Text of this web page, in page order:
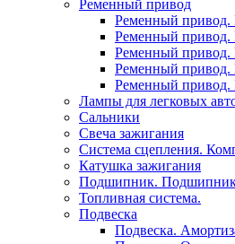
Ременный привод
Ременный
Ременный привод.
Ременный привод.
Ременный
Ременный привод.
Лампы для легковых
Сальники
Свеча зажигания
Система сцепления.
Катушка зажигания
Подшипник.
Топливная система.
Подвеска
Подвеска.